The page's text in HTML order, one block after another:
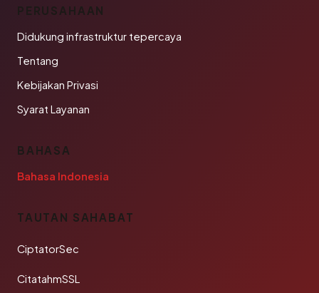
PERUSAHAAN
Didukung infrastruktur tepercaya
Tentang
Kebijakan Privasi
Syarat Layanan
BAHASA
Bahasa Indonesia
TAUTAN SAHABAT
CiptatorSec
CitatahmSSL